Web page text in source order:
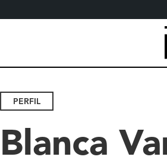
PERFIL
Blanca